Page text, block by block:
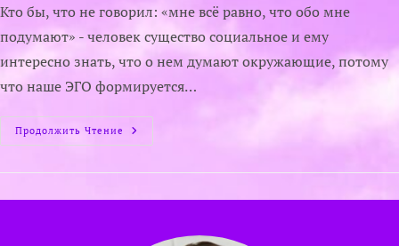
Кто бы, что не говорил: «мне всё равно, что обо мне
подумают» - человек существо социальное и ему
интересно знать, что о нем думают окружающие, потому
что наше ЭГО формируется…
Продолжить Чтение